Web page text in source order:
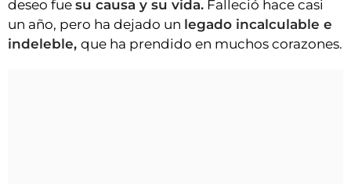
INICIAR SESIÓN
deseo fue su causa y su vida. Falleció hace casi
un año, pero ha dejado un legado incalculable e
indeleble, que ha prendido en muchos corazones.